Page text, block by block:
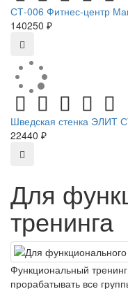
СТ-006 Фитнес-центр
140250 ₽
Шведская стенка ЭЛИТ
22440 ₽
Для
тренинга
Функциональный
прорабатывать все